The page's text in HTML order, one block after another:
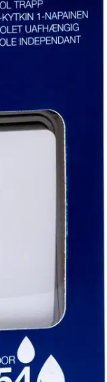
ulkokäyttöön.
Connect 2
muotokielen
sopivat sekä
kotona kuin vapaa-
täysin oman
ja
hallintaan.
ja
myymälässä.
5 vuoden takuu.